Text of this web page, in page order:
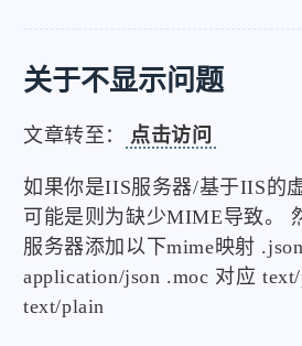
关于不显示问题
文章转至： 点击访问
如果你是IIS服务器/基于IIS的
可能是则为缺少MIME导致。
服务器添加以下mime映射
application/json .moc 对应
text/plain